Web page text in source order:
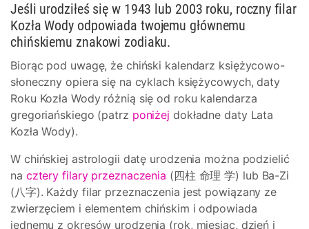
Jeśli urodziłeś się w 1943 lub 2003 roku, roczny filar
Kozła Wody odpowiada twojemu głównemu
chińskiemu znakowi zodiaku.
Biorąc pod uwagę, że chiński kalendarz księżycowo-
słoneczny opiera się na cyklach księżycowych, daty
Roku Kozła Wody różnią się od roku kalendarza
gregoriańskiego (patrz poniżej dokładne daty Lata
Kozła Wody).
W chińskiej astrologii datę urodzenia można podzielić
na cztery filary przeznaczenia (四柱 命理 学) lub Ba-Zi
(八字). Każdy filar przeznaczenia jest powiązany ze
zwierzęciem i elementem chińskim i odpowiada
jednemu z okresów urodzenia (rok, miesiąc, dzień i